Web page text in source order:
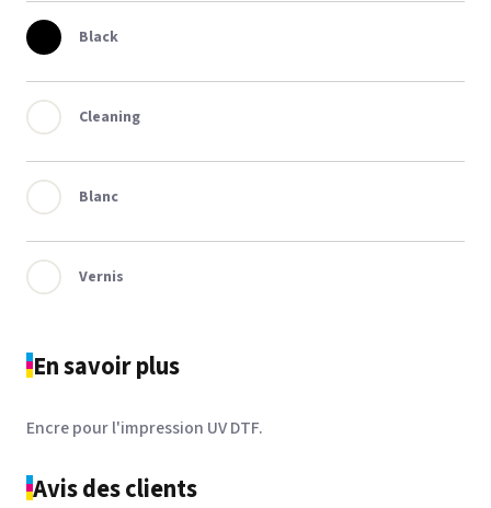
Black
Cleaning
Blanc
Vernis
En savoir plus
Encre pour l'impression UV DTF.
Avis des clients